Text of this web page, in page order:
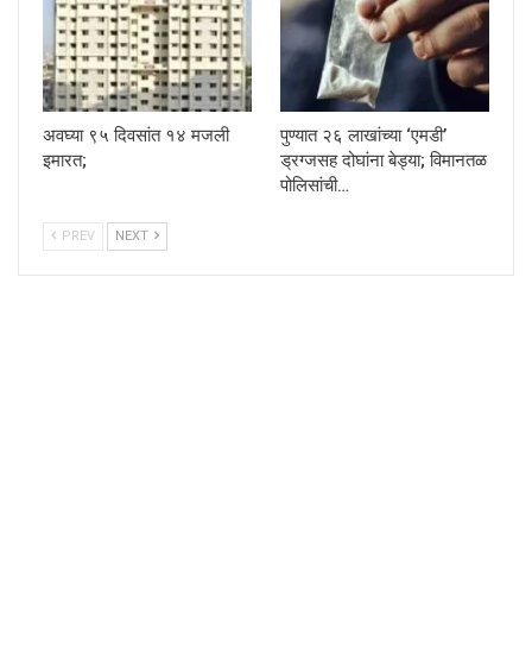
अवघ्या ९५ दिवसांत १४ मजली
इमारत;
पुण्यात २६ लाखांच्या ‘एमडी’
ड्रग्जसह दोघांना बेड्या; विमानतळ
पोलिसांची…
PREV NEXT